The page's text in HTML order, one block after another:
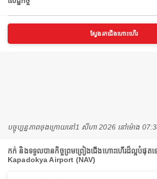
ស្វែងរកជើងហោះហើរ
បច្ចុប្បន្នភាពចុងក្រោយនៅ1 សីហា 2026 នៅ​ម៉ោង
កក់ និងទទួលបានកិច្ចព្រមព្រៀងជើងហោះហើរដ៏ល្អបំផុត
Kapadokya Airport (NAV)